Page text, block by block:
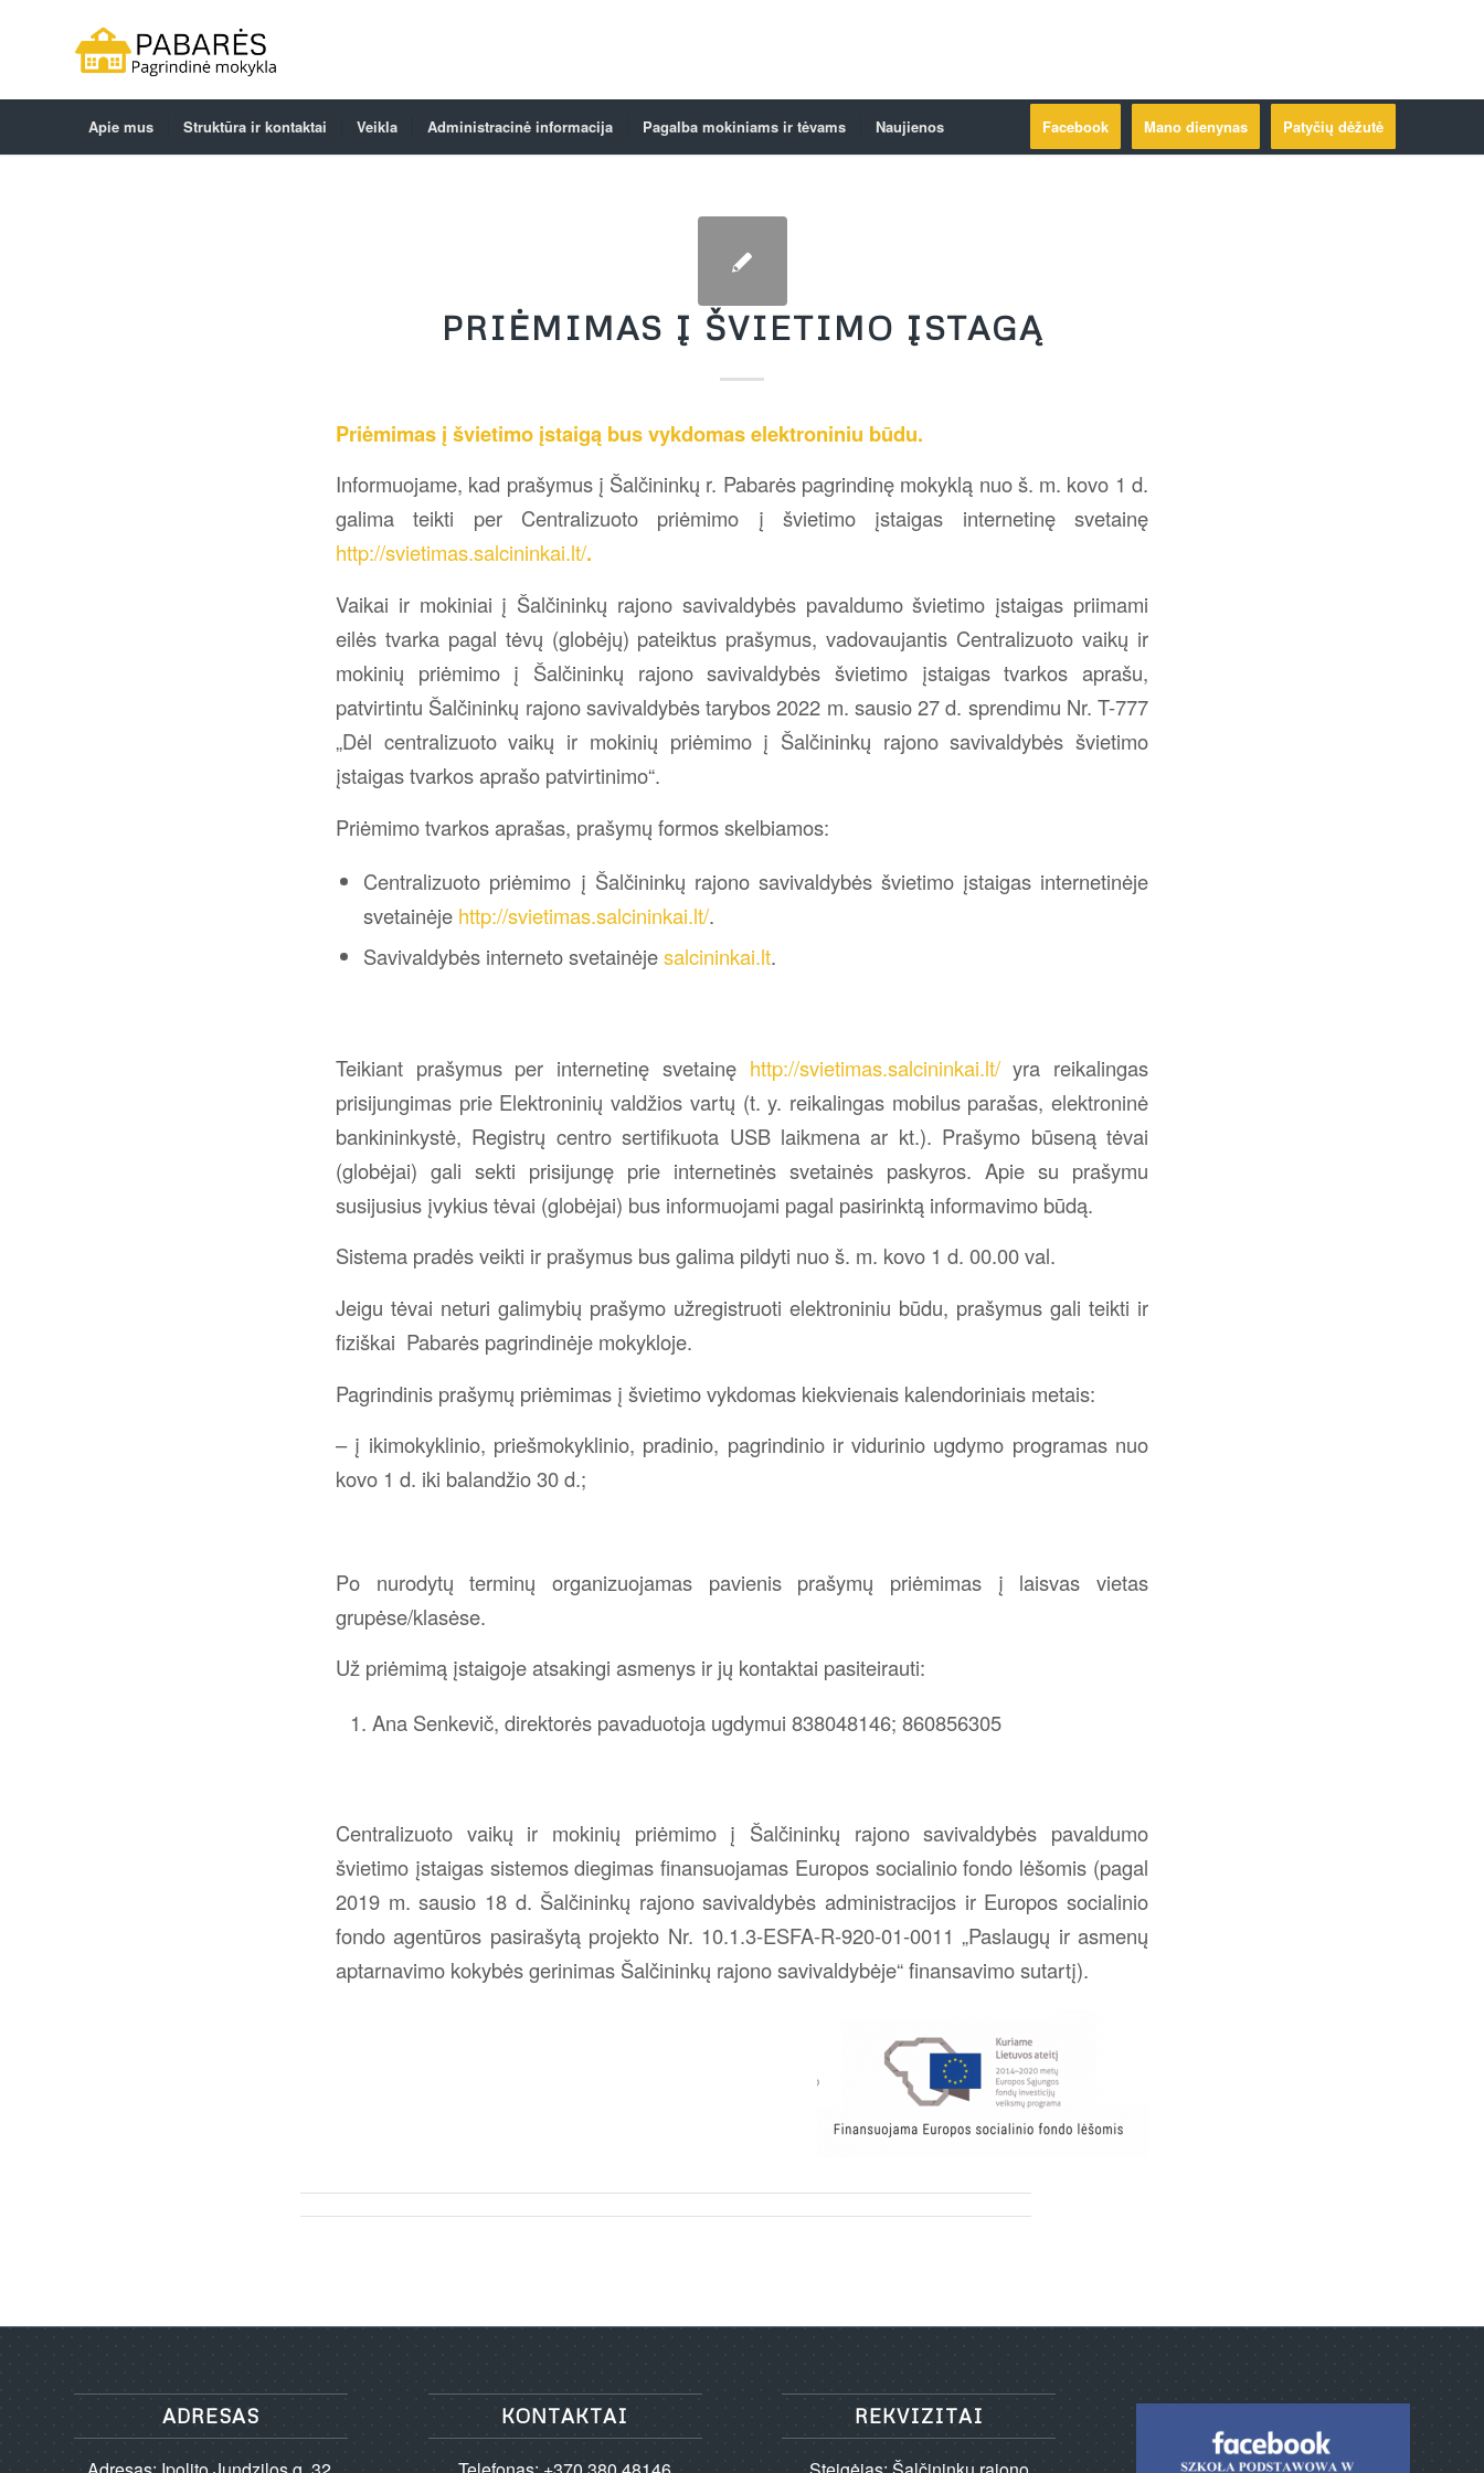
Apie mus Struktūra ir kontaktai Veikla Administracinė informacija Pagalba mokiniams ir tėvams Naujienos Patyčių dėžutė
Mano dienynas
Facebook
PRIĖMIMAS Į ŠVIETIMO ĮSTAGĄ
Priėmimas į švietimo įstaigą bus vykdomas elektroniniu būdu.
Informuojame, kad prašymus į Šalčininkų r. Pabarės pagrindinę mokyklą nuo š. m. kovo 1 d.
galima teikti per Centralizuoto priėmimo į švietimo įstaigas internetinę svetainę
http://svietimas.salcininkai.lt/.
Vaikai ir mokiniai į Šalčininkų rajono savivaldybės pavaldumo švietimo įstaigas priimami
eilės tvarka pagal tėvų (globėjų) pateiktus prašymus, vadovaujantis Centralizuoto vaikų ir
mokinių priėmimo į Šalčininkų rajono savivaldybės švietimo įstaigas tvarkos aprašu,
patvirtintu Šalčininkų rajono savivaldybės tarybos 2022 m. sausio 27 d. sprendimu Nr. T-777
„Dėl centralizuoto vaikų ir mokinių priėmimo į Šalčininkų rajono savivaldybės švietimo
įstaigas tvarkos aprašo patvirtinimo“.
Priėmimo tvarkos aprašas, prašymų formos skelbiamos:
Centralizuoto priėmimo į Šalčininkų rajono savivaldybės švietimo įstaigas internetinėje
svetainėje http://svietimas.salcininkai.lt/.
Savivaldybės interneto svetainėjesalcininkai.lt.
Teikiant prašymus per internetinę svetainę http://svietimas.salcininkai.lt/yra reikalingas
prisijungimas prie Elektroninių valdžios vartų (t. y. reikalingas mobilus parašas, elektroninė
bankininkystė, Registrų centro sertifikuota USB laikmena ar kt.). Prašymo būseną tėvai
(globėjai) gali sekti prisijungę prie internetinės svetainės paskyros. Apie su prašymu
susijusius įvykius tėvai (globėjai) bus informuojami pagal pasirinktą informavimo būdą.
Sistema pradės veikti ir prašymus bus galima pildyti nuo š. m. kovo 1 d. 00.00 val.
Jeigu tėvai neturi galimybių prašymo užregistruoti elektroniniu būdu, prašymus gali teikti ir
fiziškai Pabarės pagrindinėje mokykloje.
Pagrindinis prašymų priėmimas į švietimo vykdomas kiekvienais kalendoriniais metais:
– į ikimokyklinio, priešmokyklinio, pradinio, pagrindinio ir vidurinio ugdymo programas nuo
kovo 1 d. iki balandžio 30 d.;
Po nurodytų terminų organizuojamas pavienis prašymų priėmimas į laisvas vietas
grupėse/klasėse.
Už priėmimą įstaigoje atsakingi asmenys ir jų kontaktai pasiteirauti:
Ana Senkevič, direktorės pavaduotoja ugdymui 838048146; 860856305
Centralizuoto vaikų ir mokinių priėmimo į Šalčininkų rajono savivaldybės pavaldumo
švietimo įstaigas sistemos diegimas finansuojamas Europos socialinio fondo lėšomis (pagal
2019 m. sausio 18 d. Šalčininkų rajono savivaldybės administracijos ir Europos socialinio
fondo agentūros pasirašytą projekto Nr. 10.1.3-ESFA-R-920-01-0011 „Paslaugų ir asmenų
aptarnavimo kokybės gerinimas Šalčininkų rajono savivaldybėje“ finansavimo sutartį).
ADRESAS KONTAKTAI REKVIZITAI